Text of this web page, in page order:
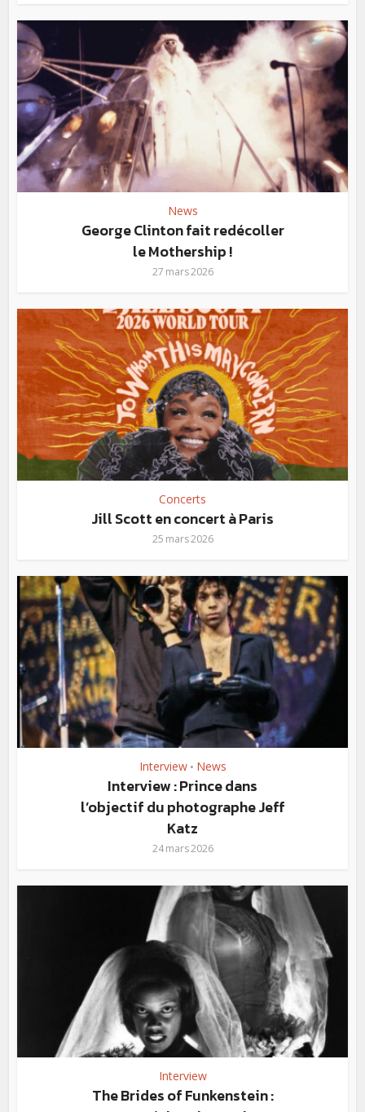
News
George Clinton fait redécoller
le Mothership !
27 mars 2026
Concerts
Jill Scott en concert à Paris
25 mars 2026
Interview • News
Interview : Prince dans
l’objectif du photographe Jeff
Katz
24 mars 2026
Interview
The Brides of Funkenstein :